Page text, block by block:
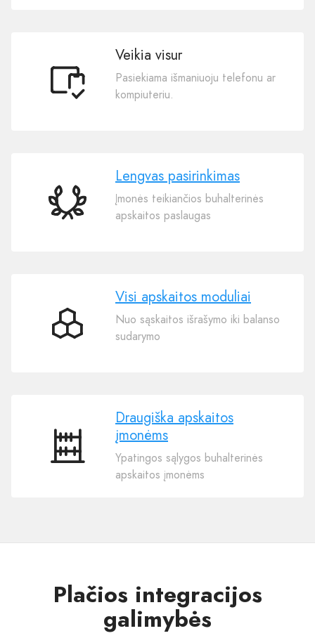
Veikia visur
Pasiekiama išmaniuoju telefonu ar
kompiuteriu.
Lengvas
pasirinkimas
Lengvas pasirinkimas
Įmonės teikiančios buhalterinės
apskaitos paslaugas
Visi
Visi apskaitos moduliai
Nuo sąskaitos išrašymo iki balanso
sudarymo
Draugiška
Draugiška apskaitos
įmonėms
Ypatingos sąlygos buhalterinės
apskaitos įmonėms
Plačios integracijos
galimybės